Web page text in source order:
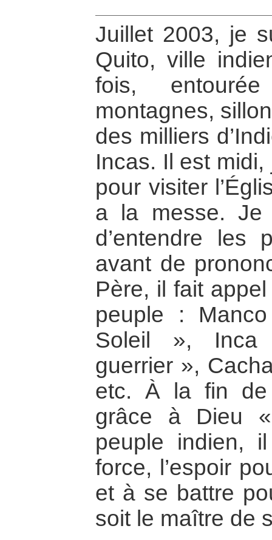
Juillet 2003, je
Quito, ville
fois,
montagnes,
des milliers
Incas. Il est midi,
pour visiter
a la messe. Je
d’entendre les
avant de
Père, il fait
peuple :
Soleil »,
guerrier »,
etc. À la fin de
grâce à Dieu
peuple indien,
force, l’espoir
et à se battre
soit le maître de